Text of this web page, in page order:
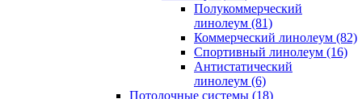
Полукоммерческий
линолеум (81)
Коммерческий линолеум (82)
Спортивный линолеум (16)
Антистатический
линолеум (6)
Потолочные системы (18)